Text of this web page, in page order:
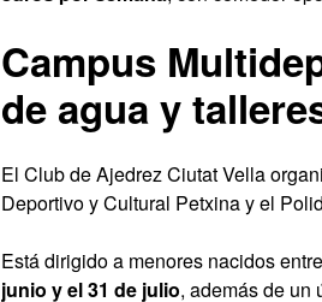
Campus
de agua y
El Club de Ajedrez Ciutat Vella
Deportivo y Cultural Petxina y el
Está dirigido a menores nacidos
junio y el 31 de julio, además de un